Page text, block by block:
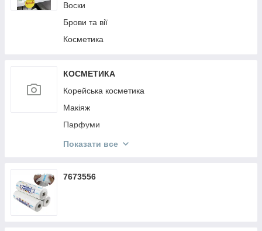
Воски
Брови та вії
Косметика
КОСМЕТИКА
Корейська косметика
Макіяж
Парфуми
Кисти Make Up
Показати все
7673556